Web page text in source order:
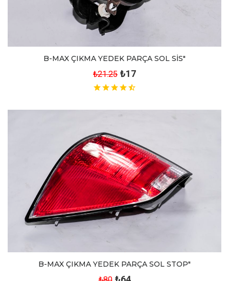
B-MAX ÇIKMA YEDEK PARÇA SOL SİS"
₺21.25 ₺17
B-MAX ÇIKMA YEDEK PARÇA SOL STOP"